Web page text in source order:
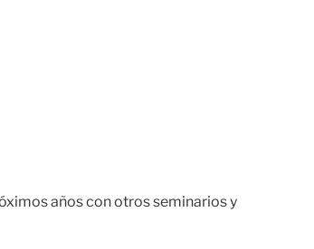
años con otros seminarios y